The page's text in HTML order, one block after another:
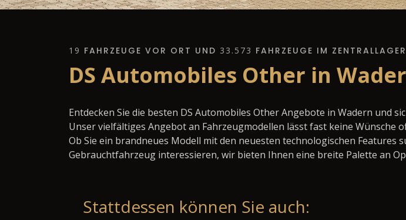
19 FAHRZEUGE VOR ORT UND 33.573 FAHRZEUGE IM ZENTRALLAGER
DS Automobiles Other in
Entdecken Sie die besten DS Automobiles Other Angebote in Wadern und
Unser vielfältiges Angebot an Fahrzeugmodellen lässt fast keine Wünsche
Ob Sie ein brandneues Modell mit den neuesten technologischen
Gebrauchtfahrzeug interessieren, wir bieten Ihnen eine breite Palette an
Stattdessen können Sie auch: